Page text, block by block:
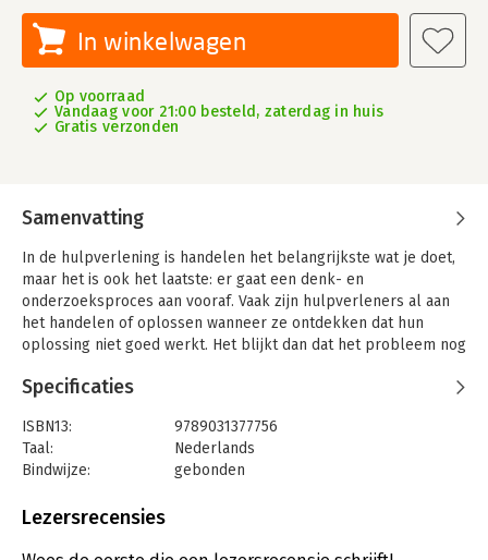
In winkelwagen
Op voorraad
Vandaag voor 21:00 besteld, zaterdag in huis
Gratis verzonden
Samenvatting
In de hulpverlening is handelen het belangrijkste wat je doet,
maar het is ook het laatste: er gaat een denk- en
onderzoeksproces aan vooraf. Vaak zijn hulpverleners al aan
het handelen of oplossen wanneer ze ontdekken dat hun
oplossing niet goed werkt. Het blijkt dan dat het probleem nog
diagnose of dat een concrete planning ontbreekt.
Dit boek gaat over alle stappen die hulpverleners moeten
nemen om verantwoord te handelen, volgens de zogenaamde
plancyclus. De auteur bespreekt de oriëntatiefase, de
evaluatiefase. De stappen worden helder, concreet en
Specificaties
ISBN13:
9789031377756
Taal:
Nederlands
Bindwijze:
gebonden
Uitgever:
Lezersrecensies